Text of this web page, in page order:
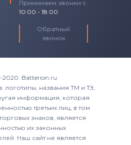
Принимаем звонки с
10:00 - 18:00
Обратный
звонок
2020. Batterion.ru
логотипы, названия ТМ и ТЗ,
информация, которая
третьих лиц, в том
знаков, является
их законных
Наш сайт не является